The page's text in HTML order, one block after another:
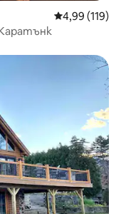
Средна
4,99 (119)